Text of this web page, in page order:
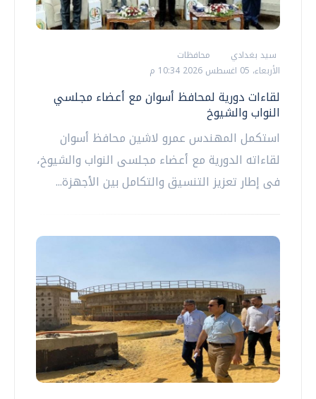
سيد بغدادي
محافظات
الأربعاء، 05 اغسطس 2026 10:34 م
لقاءات دورية لمحافظ أسوان مع أعضاء مجلسي
النواب والشيوخ
استكمل المهندس عمرو لاشين محافظ أسوان
لقاءاته الدورية مع أعضاء مجلسى النواب والشيوخ،
فى إطار تعزيز التنسيق والتكامل بين الأجهزة...